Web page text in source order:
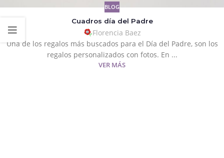
BLOG
Cuadros día del Padre
Florencia Baez
Una de los regalos más buscados para el Día del Padre, son los
regalos personalizados con fotos. En ...
VER MÁS